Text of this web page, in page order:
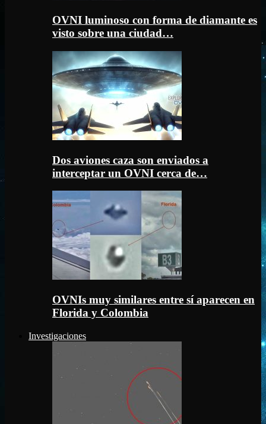
OVNI luminoso con forma de diamante es
visto sobre una ciudad…
Dos aviones caza son enviados a
interceptar un OVNI cerca de…
OVNIs muy similares entre sí aparecen en
Florida y Colombia
Investigaciones